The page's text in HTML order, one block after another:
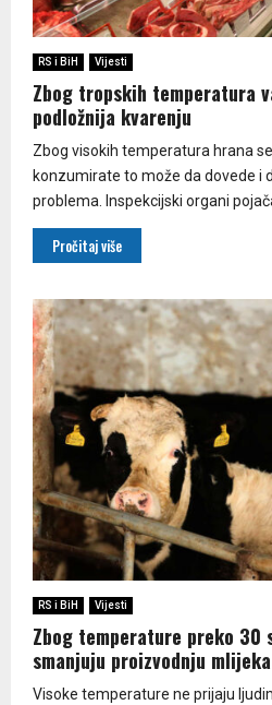
RS i BiH Vijesti
Zbog tropskih temperatura
podložnija kvarenju
Zbog visokih temperatura hrana
konzumirate to može da dovede i
problema. Inspekcijski organi
Pročitaj više
RS i BiH Vijesti
Zbog temperature preko 30
smanjuju proizvodnju mlijeka
Visoke temperature ne prijaju